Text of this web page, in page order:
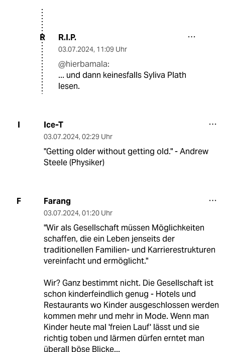
R R.I.P.
03.07.2024, 11:09 Uhr
@hierbamala:
... und dann keinesfalls Syliva Plath
lesen.
I Ice-T
03.07.2024, 02:29 Uhr
"Getting older without getting old." - Andrew
Steele (Physiker)
F Farang
03.07.2024, 01:20 Uhr
"Wir als Gesellschaft müssen Möglichkeiten
schaffen, die ein Leben jenseits der
traditionellen Familien- und Karrierestrukturen
vereinfacht und ermöglicht."
Wir? Ganz bestimmt nicht. Die Gesellschaft ist
schon kinderfeindlich genug - Hotels und
Restaurants wo Kinder ausgeschlossen werden
kommen mehr und mehr in Mode. Wenn man
Kinder heute mal 'freien Lauf' lässt und sie
richtig toben und lärmen dürfen erntet man
überall böse Blicke...